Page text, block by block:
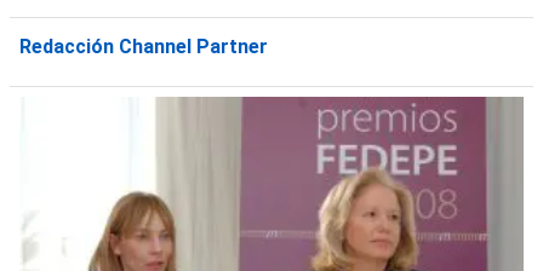
Redacción Channel Partner